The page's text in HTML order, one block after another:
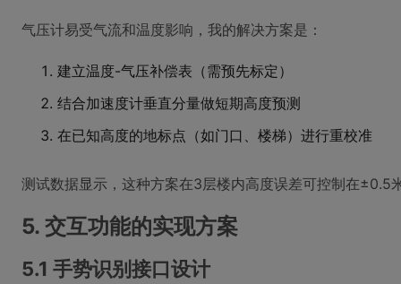
气压计易受气流和温度影响，我的解决方案是：
建立温度-气压补偿表（需预先标定）
结合加速度计垂直分量做短期高度预测
在已知高度的地标点（如门口、楼梯）进行重校准
测试数据显示，这种方案在3层楼内高度误差可控制在±0.5
5. 交互功能的实现方案
5.1 手势识别接口设计